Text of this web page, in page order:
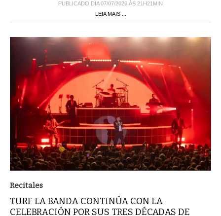
PUBLICADO DIA 07/07/2026 ÀS 21H21MIN
LEIA MAIS ...
Recitales
TURF LA BANDA CONTINÚA CON LA
CELEBRACIÓN POR SUS TRES DÉCADAS DE